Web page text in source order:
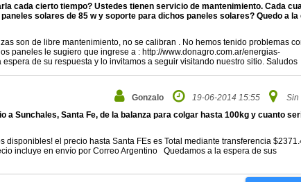
cada cierto tiempo? Ustedes tienen servicio de mantenimiento. Cada
solares de 85 w y soporte para dichos paneles solares? Quedo a la
son de libre mantenimiento, no se calibran . No hemos tenido problemas
paneles le sugiero que ingrese a : http://www.donagro.com.ar/energias-
de su respuesta y lo invitamos a seguir visitando nuestro sitio. Saludos
Gonzalo 19-06-2014 15:55
Sin
Sunchales, Santa Fe, de la balanza para colgar hasta 100kg y cuanto
disponibles! el precio hasta Santa FEs es Total mediante transferencia
incluye en envío por Correo Argentino Quedamos a la espera de sus